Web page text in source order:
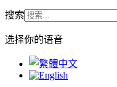
搜索
选择你的语音